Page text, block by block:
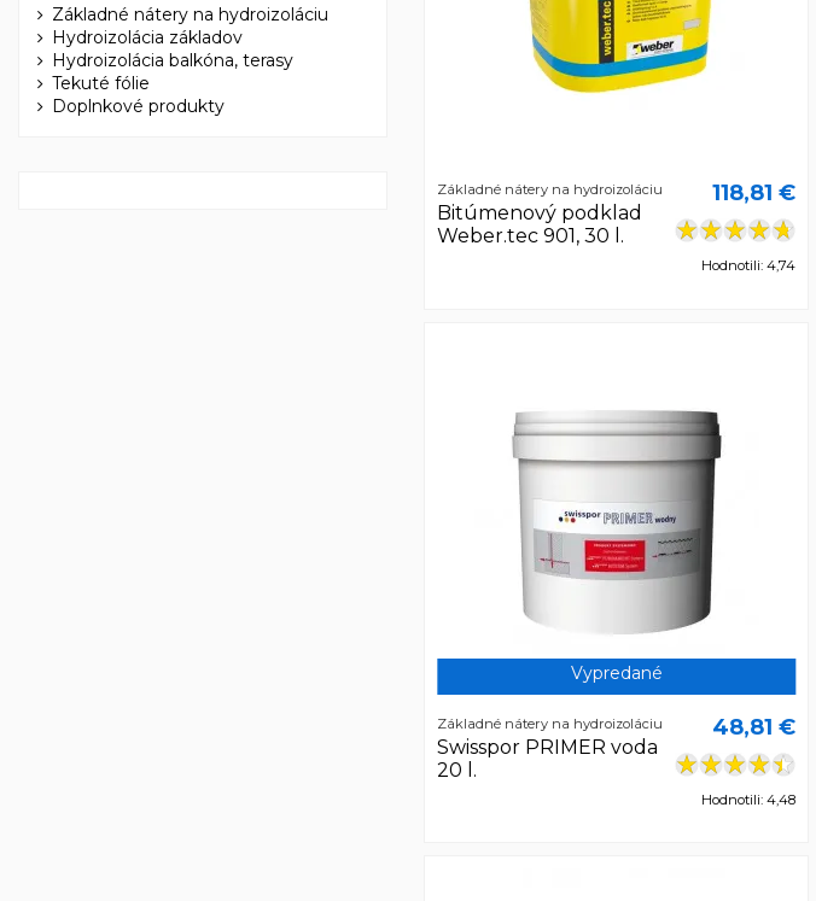
Základné nátery na hydroizoláciu
Bitúmenový podklad
Weber.tec 901, 30 l.
118,81 €
Hodnotili: 4,74
Vypredané
Základné nátery na hydroizoláciu
Swisspor PRIMER voda
20 l.
48,81 €
Hodnotili: 4,48
Základné nátery na hydroizoláciu
Hydroizolácia základov
Hydroizolácia balkóna, terasy
Tekuté fólie
Doplnkové produkty